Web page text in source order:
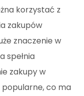
korzystać z
zakupów
znaczenie w
spełnia
zakupy w
co ma